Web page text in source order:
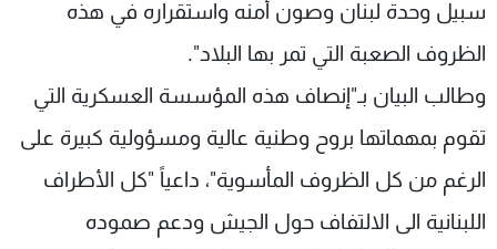
سبيل وحدة لبنان وصون أمنه واستقراره في هذه
الظروف الصعبة التي تمر بها البلاد".
وطالب البيان بـ"إنصاف هذه المؤسسة العسكرية التي
تقوم بمهماتها بروح وطنية عالية ومسؤولية كبيرة على
الرغم من كل الظروف المأسوية"، داعياً "كل الأطراف
اللبنانية الى الالتفاف حول الجيش ودعم صموده